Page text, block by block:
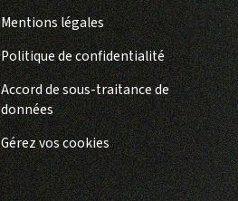
Mentions légales
Politique de confidentialité
Accord de sous-traitance de
données
Gérez vos cookies